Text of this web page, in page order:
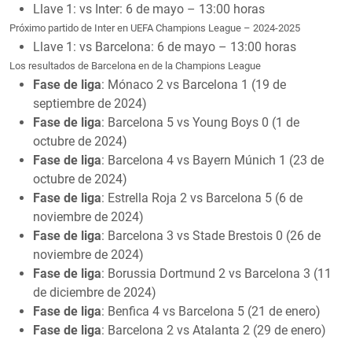
Llave 1: vs Inter: 6 de mayo – 13:00 horas
Próximo partido de Inter en UEFA Champions League – 2024-2025
Llave 1: vs Barcelona: 6 de mayo – 13:00 horas
Los resultados de Barcelona en de la Champions League
Fase de liga: Mónaco 2 vs Barcelona 1 (19 de
septiembre de 2024)
Fase de liga: Barcelona 5 vs Young Boys 0 (1 de
octubre de 2024)
Fase de liga: Barcelona 4 vs Bayern Múnich 1 (23 de
octubre de 2024)
Fase de liga: Estrella Roja 2 vs Barcelona 5 (6 de
noviembre de 2024)
Fase de liga: Barcelona 3 vs Stade Brestois 0 (26 de
noviembre de 2024)
Fase de liga: Borussia Dortmund 2 vs Barcelona 3 (11
de diciembre de 2024)
Fase de liga: Benfica 4 vs Barcelona 5 (21 de enero)
Fase de liga: Barcelona 2 vs Atalanta 2 (29 de enero)